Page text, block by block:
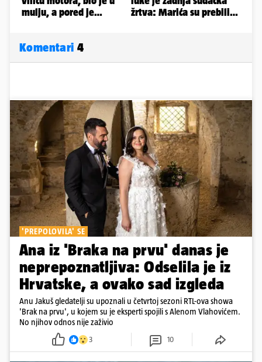
Komentari 4
'PREPOLOVILA' SE
Ana iz 'Braka na prvu' danas je
neprepoznatljiva: Odselila je iz
Hrvatske, a ovako sad izgleda
Anu Jakuš gledatelji su upoznali u četvrtoj sezoni RTL-ova showa
'Brak na prvu', u kojem su je eksperti spojili s Alenom Vlahovićem.
No njihov odnos nije zaživio
3 10